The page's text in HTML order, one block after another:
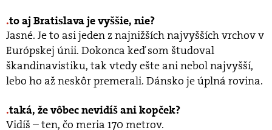
to aj Bratislava je vyššie, nie?
Jasné. Je to asi jeden z najnižších najvyšších vrchov v
Európskej únii. Dokonca keď som študoval
škandinavistiku, tak vtedy ešte ani nebol najvyšší,
lebo ho až neskôr premerali. Dánsko je úplná rovina.
taká, že vôbec nevidíš ani kopček?
Vidíš – ten, čo meria 170 metrov.